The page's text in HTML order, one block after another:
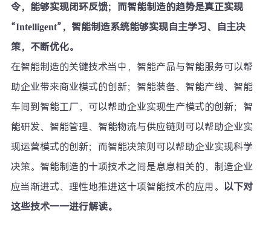
令，能够实现闭环反馈；而智能制造的趋势是真正实现
“Intelligent”，智能制造系统能够实现自主学习、自主决
策，不断优化。
在智能制造的关键技术当中，智能产品与智能服务可以帮
助企业带来商业模式的创新；智能装备、智能产线、智能
车间到智能工厂，可以帮助企业实现生产模式的创新；智
能研发、智能管理、智能物流与供应链则可以帮助企业实
现运营模式的创新；而智能决策则可以帮助企业实现科学
决策。智能制造的十项技术之间是息息相关的，制造企业
应当渐进式、理性地推进这十项智能技术的应用。 以下对
这些技术一一进行解读。